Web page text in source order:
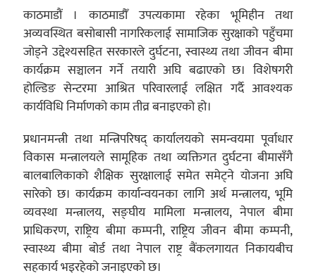
काठमाडौं । काठमाडौँ उपत्यकामा रहेका भूमिहीन तथा
अव्यवस्थित बसोबासी नागरिकलाई सामाजिक सुरक्षाको पहुँचमा
जोड्ने उद्देश्यसहित सरकारले दुर्घटना, स्वास्थ्य तथा जीवन बीमा
कार्यक्रम सञ्चालन गर्ने तयारी अघि बढाएको छ। विशेषगरी
होल्डिङ सेन्टरमा आश्रित परिवारलाई लक्षित गर्दै आवश्यक
कार्यविधि निर्माणको काम तीव्र बनाइएको हो।
प्रधानमन्त्री तथा मन्त्रिपरिषद् कार्यालयको समन्वयमा पूर्वाधार
विकास मन्त्रालयले सामूहिक तथा व्यक्तिगत दुर्घटना बीमासँगै
बालबालिकाको शैक्षिक सुरक्षालाई समेत समेट्ने योजना अघि
सारेको छ। कार्यक्रम कार्यान्वयनका लागि अर्थ मन्त्रालय, भूमि
व्यवस्था मन्त्रालय, सङ्घीय मामिला मन्त्रालय, नेपाल बीमा
प्राधिकरण, राष्ट्रिय बीमा कम्पनी, राष्ट्रिय जीवन बीमा कम्पनी,
स्वास्थ्य बीमा बोर्ड तथा नेपाल राष्ट्र बैंकलगायत निकायबीच
सहकार्य भइरहेको जनाइएको छ।